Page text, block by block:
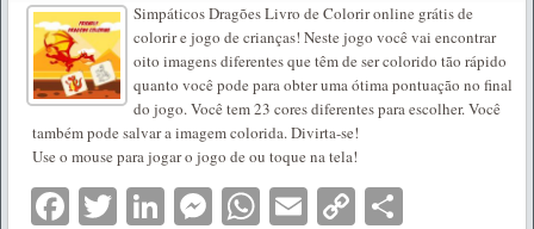
Simpáticos Dragões Livro de Colorir online grátis de
colorir e jogo de crianças! Neste jogo você vai encontrar
oito imagens diferentes que têm de ser colorido tão rápido
quanto você pode para obter uma ótima pontuação no final
do jogo. Você tem 23 cores diferentes para escolher. Você
também pode salvar a imagem colorida. Divirta-se!
Use o mouse para jogar o jogo de ou toque na tela!
Facebook
TwitterLinkedIn
Messenger
WhatsApp
EmailCopy